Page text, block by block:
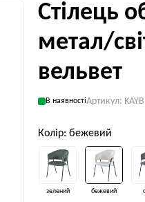
Стілець
метал/
вельвет
В наявностіАртикул:
Колір: бежевий
зелений бежевий